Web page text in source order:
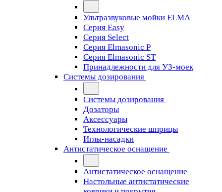
Ультразвуковые мойки ELMA
Серия Easy
Серия Select
Серия Elmasonic P
Серия Elmasonic ST
Принадлежности для УЗ-моек
Системы дозирования
Системы дозирования
Дозаторы
Аксессуары
Технологические шприцы
Иглы-насадки
Антистатическое оснащение
Антистатическое оснащение
Настольные антистатические